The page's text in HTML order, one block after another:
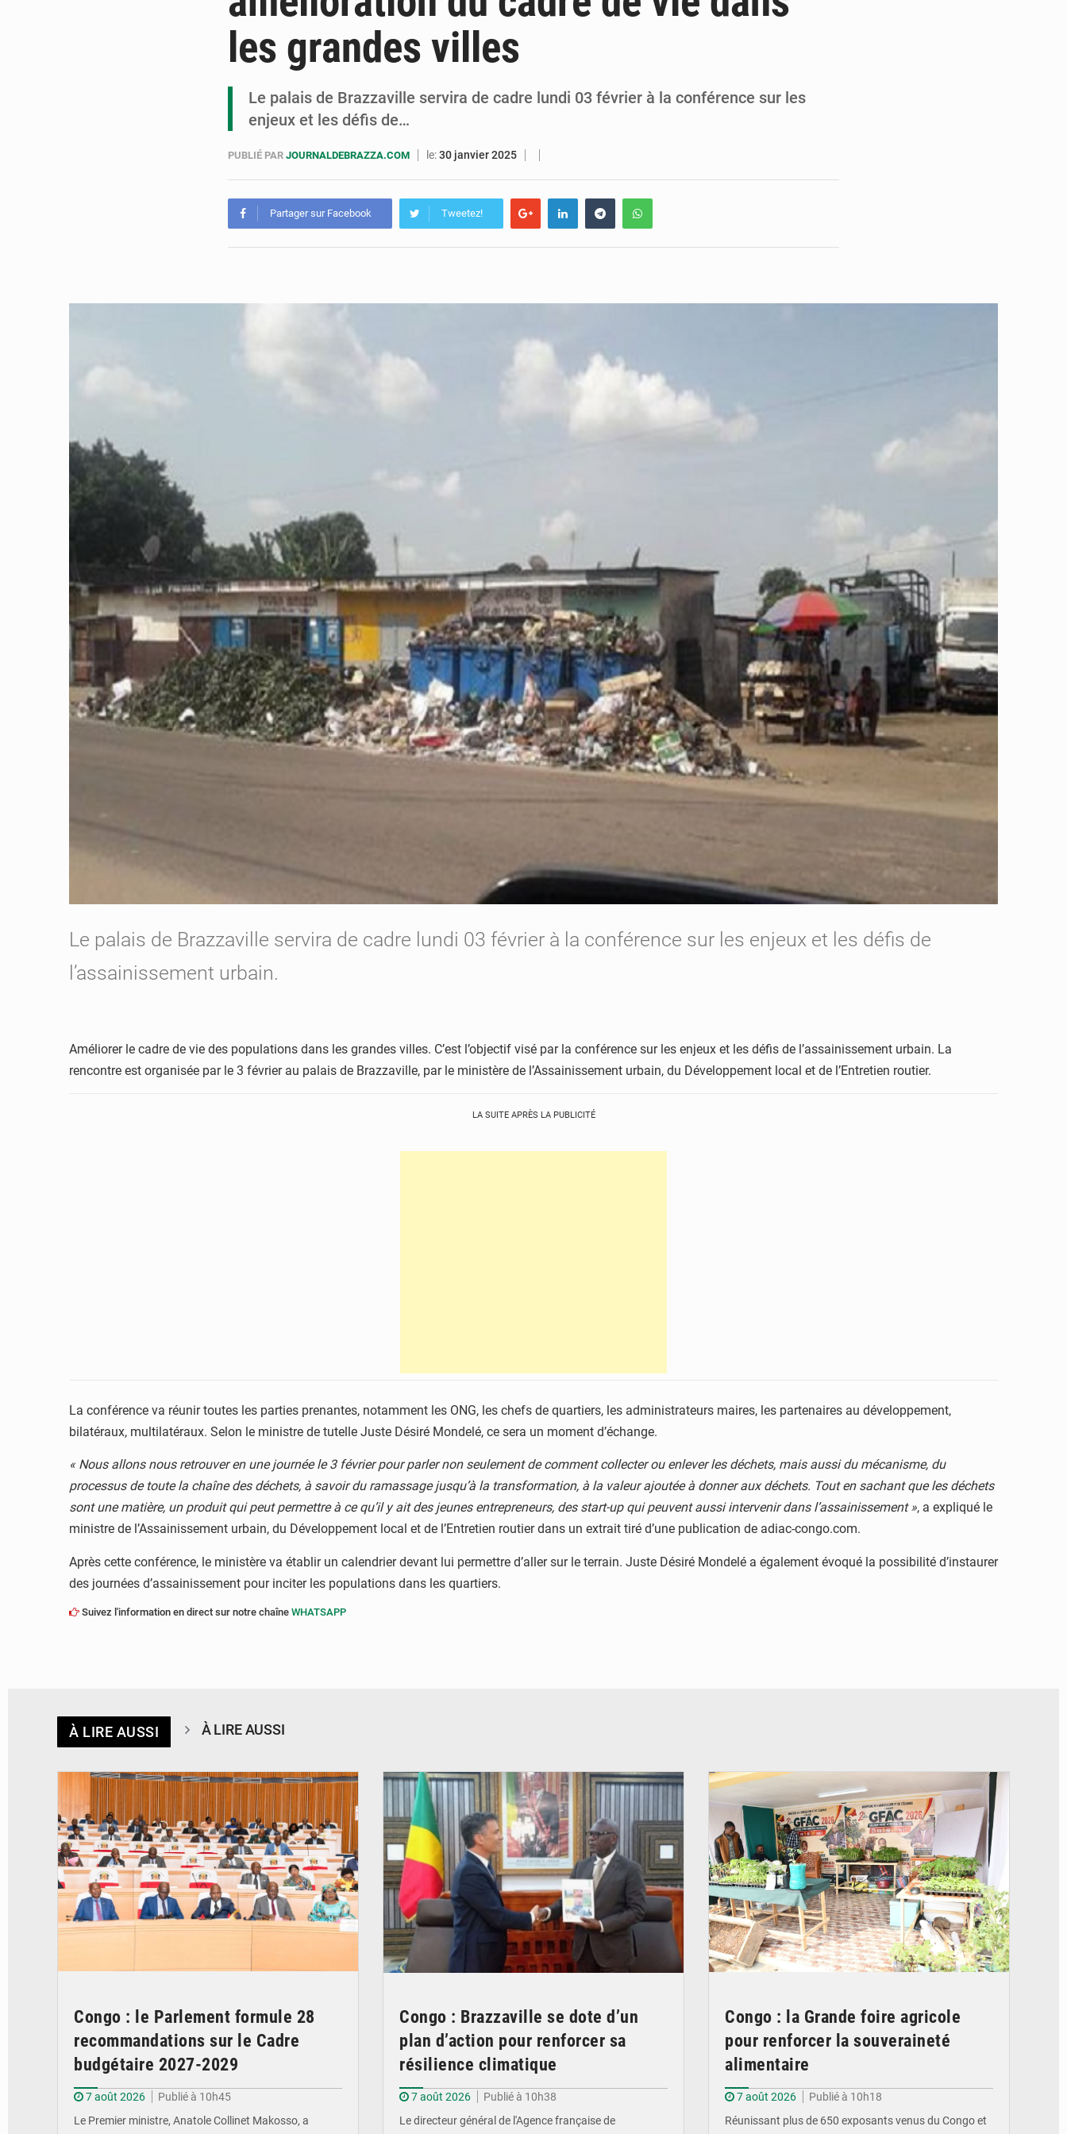
6 août 2026 Le Congo se dote d’un programme national pour valoriser les produits forestiers non ligneux
les grandes villes
Le palais de Brazzaville servira de cadre lundi 03 février à la conférence sur les
enjeux et les défis de…
PUBLIÉ PAR JOURNALDEBRAZZA.COM le:30 janvier 2025
Partager sur Facebook Tweetez!
Le palais de Brazzaville servira de cadre lundi 03 février à la conférence sur les enjeux et les défis de
l’assainissement urbain.
Améliorer le cadre de vie des populations dans les grandes villes. C’est l’objectif visé par la conférence sur les enjeux et les défis de l’assainissement urbain. La
rencontre est organisée par le 3 février au palais de Brazzaville, par le ministère de l’Assainissement urbain, du Développement local et de l’Entretien routier.
LA SUITE APRÈS LA PUBLICITÉ
La conférence va réunir toutes les parties prenantes, notamment les ONG, les chefs de quartiers, les administrateurs maires, les partenaires au développement,
bilatéraux, multilatéraux. Selon le ministre de tutelle Juste Désiré Mondelé, ce sera un moment d’échange.
« Nous allons nous retrouver en une journée le 3 février pour parler non seulement de comment collecter ou enlever les déchets, mais aussi du mécanisme, du
processus de toute la chaîne des déchets, à savoir du ramassage jusqu’à la transformation, à la valeur ajoutée à donner aux déchets. Tout en sachant que les déchets
sont une matière, un produit qui peut permettre à ce qu’il y ait des jeunes entrepreneurs, des start-up qui peuvent aussi intervenir dans l’assainissement », a expliqué le
ministre de l’Assainissement urbain, du Développement local et de l’Entretien routier dans un extrait tiré d’une publication de adiac-congo.com.
Après cette conférence, le ministère va établir un calendrier devant lui permettre d’aller sur le terrain. Juste Désiré Mondelé a également évoqué la possibilité d’instaurer
des journées d’assainissement pour inciter les populations dans les quartiers.
Suivez l'information en direct sur notre chaîne WHATSAPP
À LIRE AUSSI À LIRE AUSSI
Congo : le Parlement formule 28
recommandations sur le Cadre
budgétaire 2027-2029
7 août 2026
Publié à 10h45
Le Premier ministre, Anatole Collinet Makosso, a
Congo : Brazzaville se dote d’un
plan d’action pour renforcer sa
résilience climatique
7 août 2026
Publié à 10h38
Le directeur général de l'Agence française de
Congo : la Grande foire agricole
pour renforcer la souveraineté
alimentaire
7 août 2026
Publié à 10h18
Réunissant plus de 650 exposants venus du Congo et